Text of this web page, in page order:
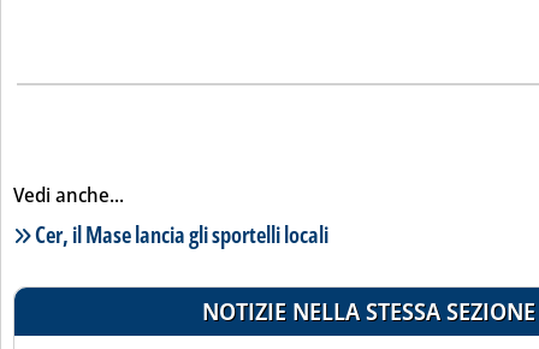
Vedi anche...
Lista notizie correlate
Cer, il Mase lancia gli sportelli locali
NOTIZIE NELLA STESSA SEZIONE